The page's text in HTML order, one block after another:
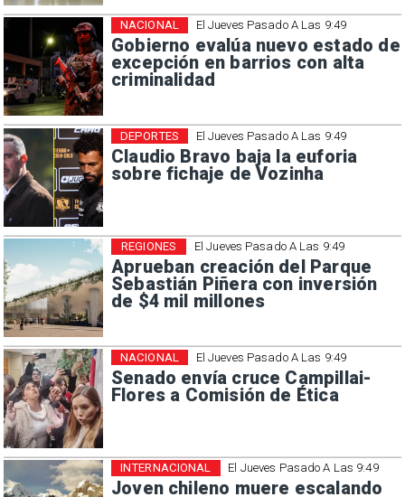
El Jueves Pasado A Las 9:49
Gobierno evalúa nuevo estado de
excepción en barrios con alta
criminalidad
NACIONAL
El Jueves Pasado A Las 9:49
Claudio Bravo baja la euforia
sobre fichaje de Vozinha
DEPORTES
El Jueves Pasado A Las 9:49
Aprueban creación del Parque
Sebastián Piñera con inversión
de $4 mil millones
REGIONES
El Jueves Pasado A Las 9:49
Senado envía cruce Campillai-
Flores a Comisión de Ética
NACIONAL
El Jueves Pasado A Las 9:49
Joven chileno muere escalando
INTERNACIONAL